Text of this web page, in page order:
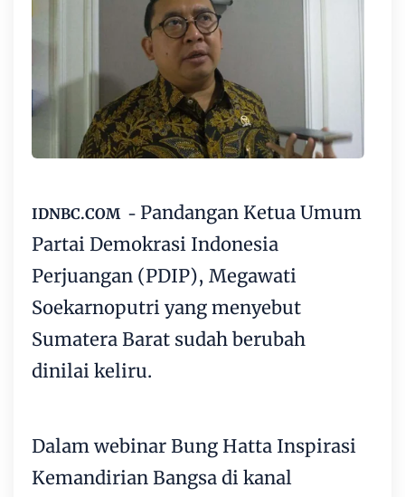
IDNBC.COM - Pandangan Ketua Umum
Partai Demokrasi Indonesia
Perjuangan (PDIP), Megawati
Soekarnoputri yang menyebut
Sumatera Barat sudah berubah
dinilai keliru.
Dalam webinar Bung Hatta Inspirasi
Kemandirian Bangsa di kanal